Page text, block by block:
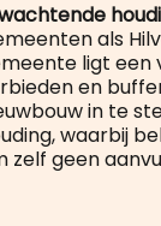
als
ligt een
en
in te
waarbij
zelf geen